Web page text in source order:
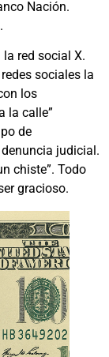
Nación.
red social X.
sociales la
los
la calle”
de
judicial.
chiste”. Todo
gracioso.